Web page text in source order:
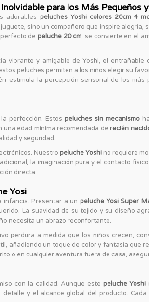
para los Más Pequeños
adorables peluches Yoshi colores 20cm 4
sino un compañero que inspire
de peluche 20 cm, se convierte en el
vibrante y amigable de Yoshi, el entrañable
peluches permiten a los niños elegir su
la percepción sensorial de los más
la perfección. Estospeluches sin mecanismo
una edad mínima recomendada derecién
y seguridad.
Nuestro peluche Yoshi no requiere
la imaginación pura y el contacto
directa.
Yosi
infancia. Presentar a un peluche Yosi Super
La suavidad de su tejido y su diseño
necesita un abrazo reconfortante.
perdura a medida que los niños crecen,
añadiendo un toque de color y fantasía que
o en cualquier aventura fuera de casa,
con la calidad. Aunque este peluche Yoshi
y el alcance global del producto.